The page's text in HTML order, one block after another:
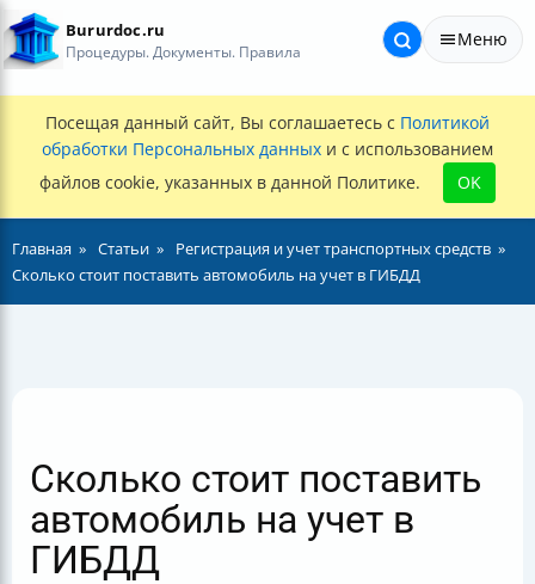
Bururdoc.ru
Процедуры. Документы. Правила
Меню
Посещая данный сайт, Вы соглашаетесь с Политикой
обработки Персональных данных и с использованием
файлов cookie, указанных в данной Политике.
OK
Главная Статьи
Регистрация и учет транспортных средств
Сколько стоит поставить автомобиль на учет в ГИБДД
Сколько стоит поставить
автомобиль на учет в
ГИБДД